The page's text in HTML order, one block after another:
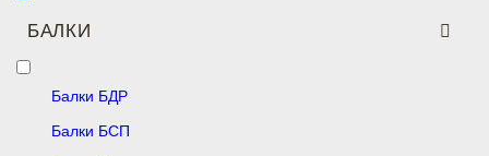
БАЛКИ
Балки БДР
Балки БСП